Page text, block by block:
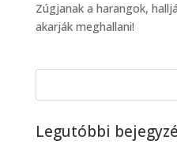
Zúgjanak a harangok,
akarják meghallani!
Legutóbbi